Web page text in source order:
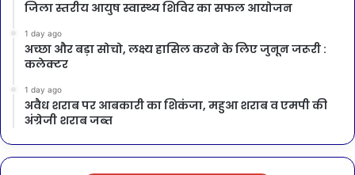
जिला स्तरीय आयुष स्वास्थ्य शिविर का सफल आयोजन
1 day ago
अच्छा और बड़ा सोचो, लक्ष्य हासिल करने के लिए जुनून जरूरी :
कलेक्टर
1 day ago
अवैध शराब पर आबकारी का शिकंजा, महुआ शराब व एमपी की
अंग्रेजी शराब जब्त